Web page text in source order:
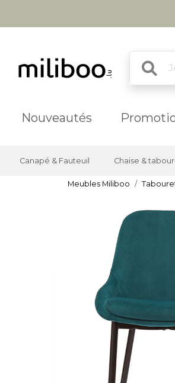
Nouveautés
Canapé & Fauteuil Chaise &
Meubles Miliboo